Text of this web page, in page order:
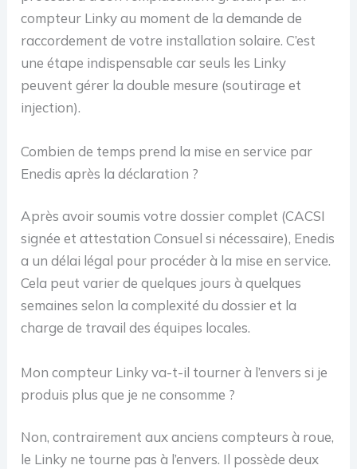
compteur Linky au moment de la demande de
raccordement de votre installation solaire. C’est
une étape indispensable car seuls les Linky
peuvent gérer la double mesure (soutirage et
injection).
Combien de temps prend la mise en service par
Enedis après la déclaration ?
Après avoir soumis votre dossier complet (CACSI
signée et attestation Consuel si nécessaire), Enedis
a un délai légal pour procéder à la mise en service.
Cela peut varier de quelques jours à quelques
semaines selon la complexité du dossier et la
charge de travail des équipes locales.
Mon compteur Linky va-t-il tourner à l’envers si je
produis plus que je ne consomme ?
Non, contrairement aux anciens compteurs à roue,
le Linky ne tourne pas à l’envers. Il possède deux